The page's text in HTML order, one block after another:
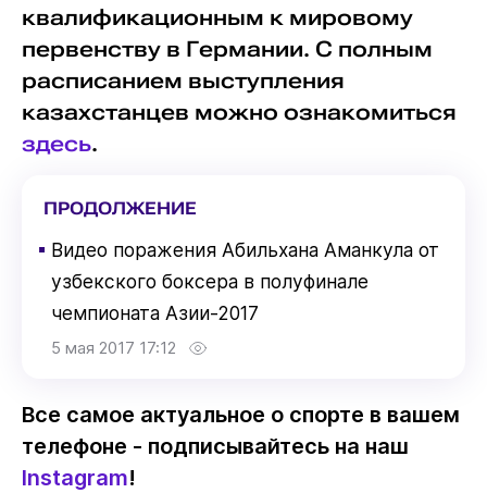
квалификационным к мировому
первенству в Германии. С полным
расписанием выступления
казахстанцев можно ознакомиться
здесь.
ПРОДОЛЖЕНИЕ
▪ Видео поражения Абильхана Аманкула от
узбекского боксера в полуфинале
чемпионата Азии-2017
5 мая 2017 17:12
Все самое актуальное о спорте в вашем
телефоне - подписывайтесь на наш
Instagram!